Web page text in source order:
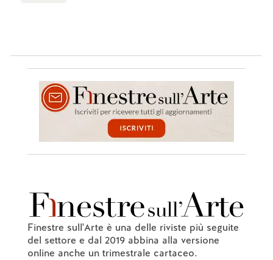
Finestre sull'Arte è una delle riviste più seguite
del settore e dal 2019 abbina alla versione
online anche un trimestrale cartaceo.